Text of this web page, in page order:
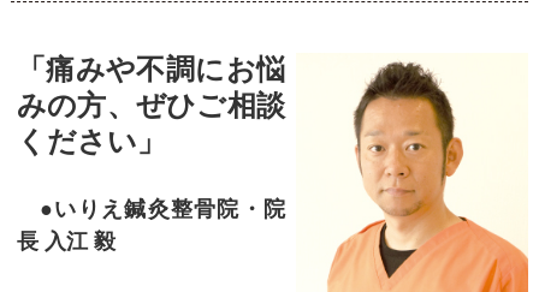
「痛みや不調にお悩
みの方、ぜひご相談
ください」
●いりえ鍼灸整骨院・院
長 入江 毅